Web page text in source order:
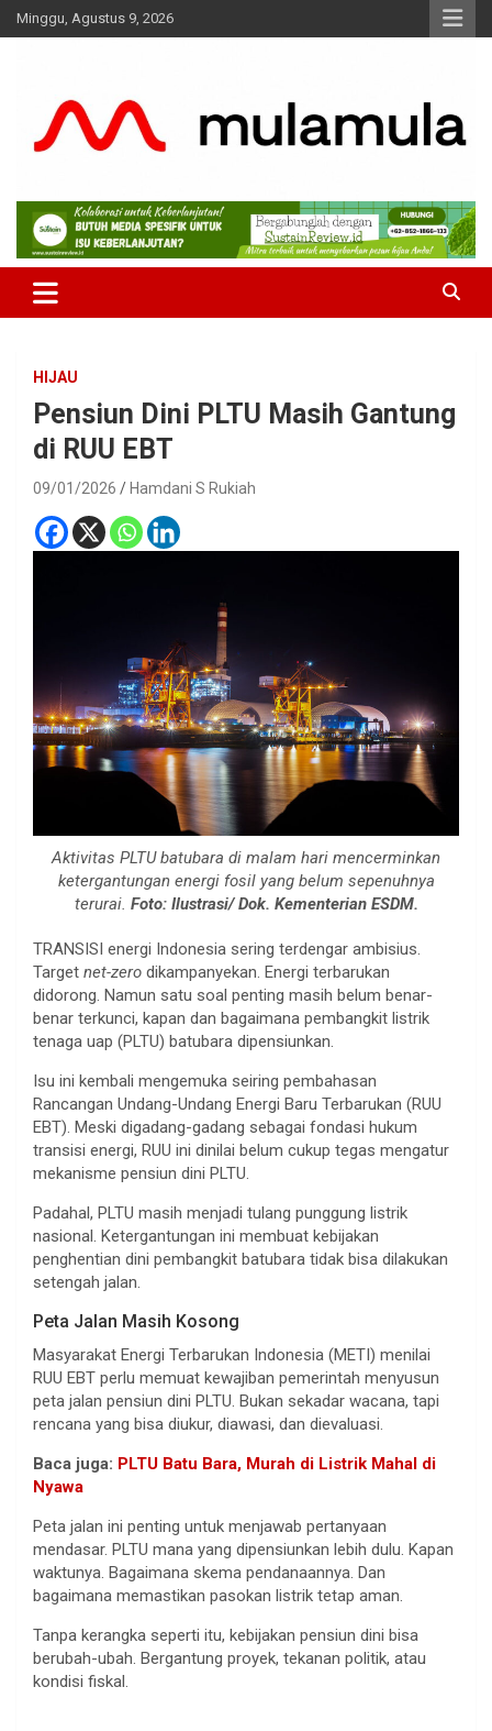
Skip
to
Minggu, Agustus 9, 2026
MulaMula
Medianya para Gen Z
HIJAU
Pensiun Dini PLTU Masih Gantung
di RUU EBT
09/01/2026 Hamdani S Rukiah
Aktivitas PLTU batubara di malam hari mencerminkan
ketergantungan energi fosil yang belum sepenuhnya
terurai. Foto: Ilustrasi/ Dok. Kementerian ESDM.
TRANSISI energi Indonesia sering terdengar ambisius.
Target net-zero dikampanyekan. Energi terbarukan
didorong. Namun satu soal penting masih belum benar-
benar terkunci, kapan dan bagaimana pembangkit listrik
tenaga uap (PLTU) batubara dipensiunkan.
Isu ini kembali mengemuka seiring pembahasan
Rancangan Undang-Undang Energi Baru Terbarukan (RUU
EBT). Meski digadang-gadang sebagai fondasi hukum
transisi energi, RUU ini dinilai belum cukup tegas mengatur
mekanisme pensiun dini PLTU.
Padahal, PLTU masih menjadi tulang punggung listrik
nasional. Ketergantungan ini membuat kebijakan
penghentian dini pembangkit batubara tidak bisa dilakukan
setengah jalan.
Peta Jalan Masih Kosong
Masyarakat Energi Terbarukan Indonesia (METI) menilai
RUU EBT perlu memuat kewajiban pemerintah menyusun
peta jalan pensiun dini PLTU. Bukan sekadar wacana, tapi
rencana yang bisa diukur, diawasi, dan dievaluasi.
Baca juga: PLTU Batu Bara, Murah di Listrik Mahal di
Nyawa
Peta jalan ini penting untuk menjawab pertanyaan
mendasar. PLTU mana yang dipensiunkan lebih dulu. Kapan
waktunya. Bagaimana skema pendanaannya. Dan
bagaimana memastikan pasokan listrik tetap aman.
Tanpa kerangka seperti itu, kebijakan pensiun dini bisa
berubah-ubah. Bergantung proyek, tekanan politik, atau
kondisi fiskal.